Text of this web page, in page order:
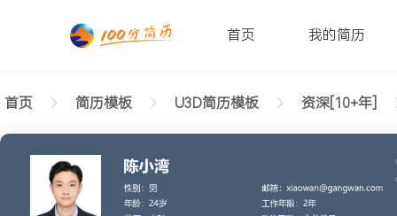
首页 我的简历
首页 简历模板 U3D简历模板 资深[10+年]
返回样式图